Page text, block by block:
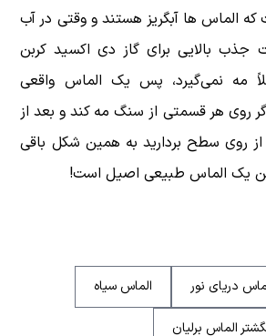
الماس ها آبگریز هستند و وقتی در آب
جذب بالایی برای گاز دی اکسید کربن
مه نمی‌گیرد، پس یک الماس واقعی
روی هر قسمتی از سنگ مه کند و بعد از
از روی سطح بردارید به همین شکل باقی
این یک الماس طبیعی اصیل است!
دریای نور الماس سیاه
الماس برلیان